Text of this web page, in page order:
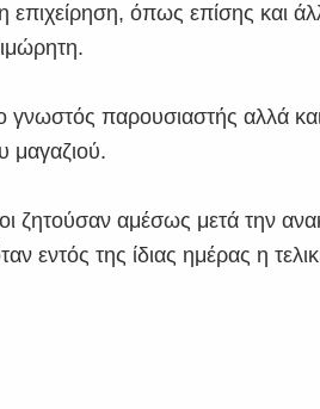
επιχείρηση, όπως επίσης και
γνωστός παρουσιαστής αλλά
μαγαζιού.
ζητούσαν αμέσως μετά την
εντός της ίδιας ημέρας η